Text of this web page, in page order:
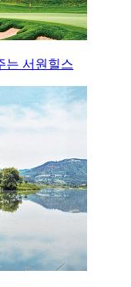
는 서원힐스